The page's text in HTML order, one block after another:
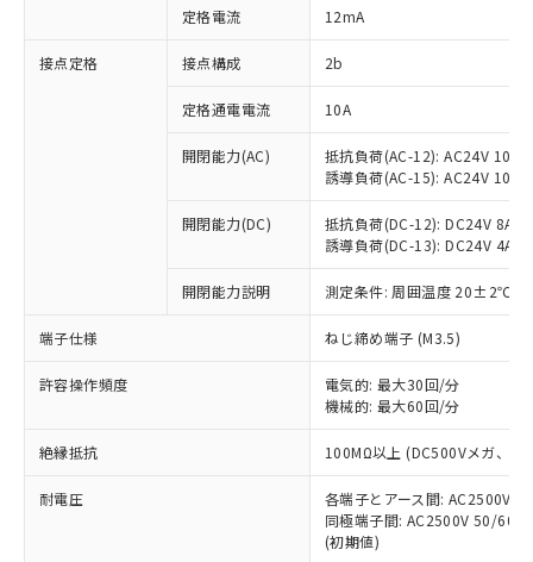
定格電流 12mA
接点定格 接点構成 2b
定格通電電流 10A
開閉能力(AC)
抵抗負荷(AC-12): AC24V 10A/
誘導負荷(AC-15): AC24V
開閉能力(DC)
抵抗負荷(DC-12): DC24V 8A/
誘導負荷(DC-13): DC24V 4A/
開閉能力説明 測定条件: 周囲温度 20±2℃、
端子仕様 ねじ締め端子 (M3.5)
許容操作頻度
電気的: 最大30回/分
機械的: 最大60回/分
絶縁抵抗 100MΩ以上 (DC500Vメガ、点
耐電圧
各端子とアース間: AC2500V
同極端子間: AC2500V 50/
(初期値)
ご利用条件
以下の条件をお読みいただき、同意のうえ
ご利用ください。
本サービスは、当社制御機器事業取扱
商品の当社在庫状況および標準価格
(税抜)を提供させていただくもので
当社制御機器事業取扱商品の中には、
本サービスの対象外となる商品もある
ことをご了承ください。
在庫状況および標準価格照会結果は、
記載している更新日時点での社内デー
タに基づき作成されるものであり、閲
覧された時点での実際の在庫および標
準価格とは異なる場合があることをご
対応済み：EU RoHS指令（10物質）の
非含有に対応した製品が提供可能な商品で
す。
対応予定：EU RoHS指令（10物質）の非含
有に対応した製品に切り替える予定のある
対応予定なし：EU RoHS指令（10物質）の
非含有に非対応の商品で、対応品を出す予
定はありません。
調査・確認中：EU RoHS指令（10物質）の
非含有の対応状況を調査中または確認中の
非該当品：ライセンス料など無形物で、有
害物質有無と関係のない商品です。
仕入先様の事情により、非含有部品として
いたものが、含有品と判明した場合などや
むを得ず変更することがあります。
六価クロム(Cr(Ⅵ)) 1000ppm以下、ポリ臭化ビフェニル
類(PBB) 1000ppm以下、ポリ臭化ジフェニルエーテル類
「○」：最大均質材料含有率が中国RoHSの
基準値以下であることを示します。
「×」：最大均質材料含有率が中国RoHSの
基準値を超えていることを示します。
「－」：未確認です。当社販売部門へお問
*中国RoHS10物質の基準値 (GB/T26572)：
Pb(鉛) :1000ppm、 Hg(水銀) : 1000ppm、 Cd(カドミウ
Cr(Ⅵ)(六価クロム) : 1000ppm、 PBBs(ポリ臭化ビフェ
当社は、これら貴社製品のうち、外国
為替および外国貿易法に定める商品
（以下｢規制貨物等」という）を輸出
または国外への提供する場合は、日本
国政府の輸出許可(または役務取引許
可)を取得するなどの必要な手続きを